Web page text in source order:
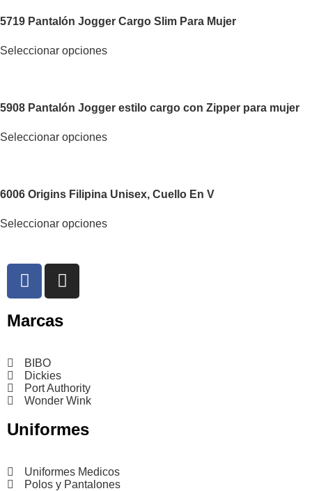
5719 Pantalón Jogger Cargo Slim Para Mujer
Seleccionar opciones
5908 Pantalón Jogger estilo cargo con Zipper para mujer
Seleccionar opciones
6006 Origins Filipina Unisex, Cuello En V
Seleccionar opciones
Marcas
BIBO
Dickies
Port Authority
Wonder Wink
Uniformes
Uniformes Medicos
Polos y Pantalones